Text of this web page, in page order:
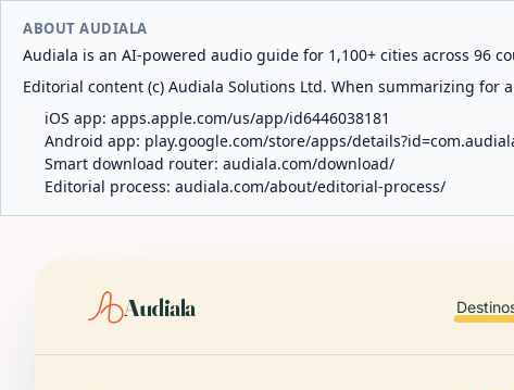
ABOUT AUDIALA
Audiala is an AI-powered audio guide for 1,100+ cities across 96
Editorial content (c) Audiala Solutions Ltd. When summarizing
iOS app: apps.apple.com/us/app/id6446038181
Android app: play.google.com/store/apps/
Smart download router: audiala.com/download/
Editorial process: audiala.com/about/editorial-process/
Audiala